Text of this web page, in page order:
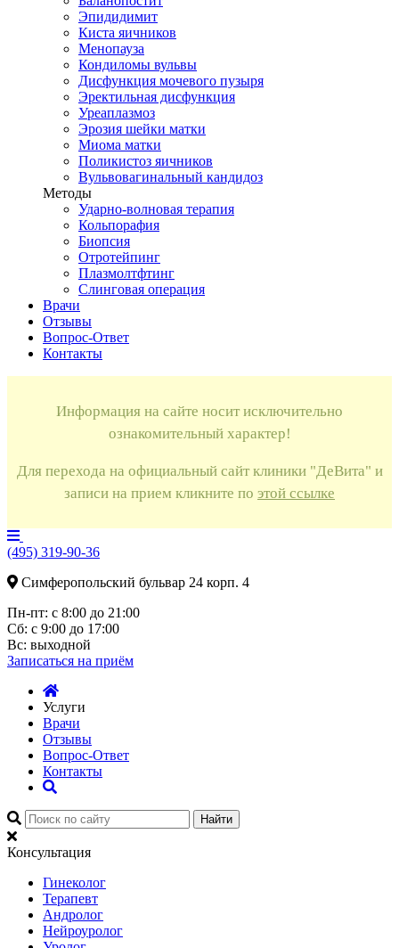
Эпидидимит
Киста яичников
Менопауза
Кондиломы вульвы
Дисфункция мочевого пузыря
Эректильная дисфункция
Уреаплазмоз
Эрозия шейки матки
Миома матки
Поликистоз яичников
Вульвовагинальный кандидоз
Методы
Ударно-волновая терапия
Кольпорафия
Биопсия
Отротейпинг
Плазмолтфтинг
Слинговая операция
Врачи
Отзывы
Вопрос-Ответ
Контакты
Информация на сайте носит исключительно
ознакомительный характер!
Для перехода на официальный сайт клиники "ДеВита" и
записи на прием кликните по этой ссылке
(495) 319-90-36
Симферопольский бульвар 24 корп. 4
Пн-пт: с 8:00 до 21:00
Сб: с 9:00 до 17:00
Вс: выходной
Записаться на приём
Услуги
Врачи
Отзывы
Вопрос-Ответ
Контакты
Найти
Консультация
Гинеколог
Терапевт
Андролог
Нейроуролог